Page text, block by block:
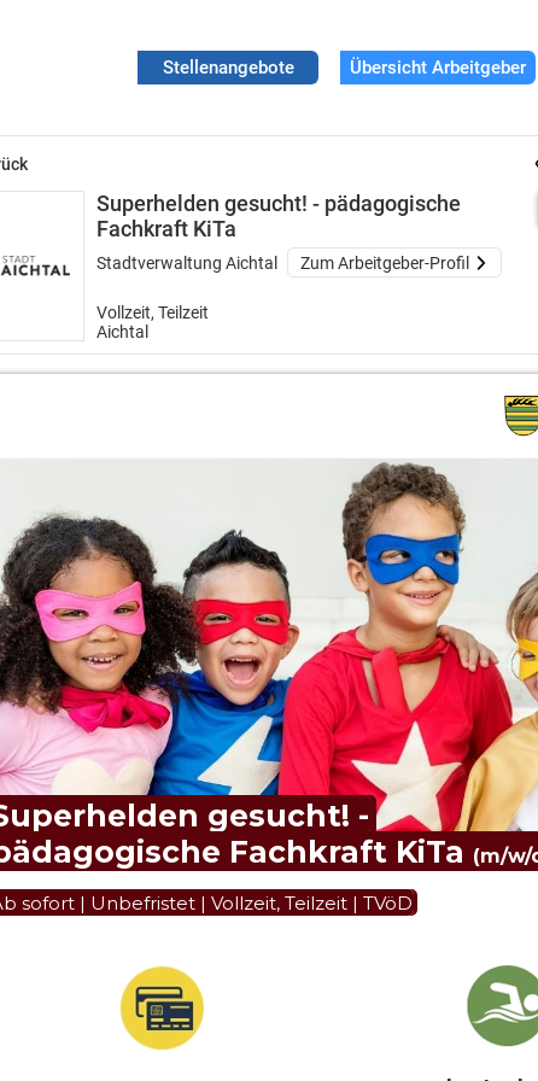
Stellenangebote Übersicht Arbeitgeber
Superhelden gesucht! - pädagogische
Fachkraft KiTa
Stadtverwaltung Aichtal Zum Arbeitgeber-Profil
Vollzeit, Teilzeit
Aichtal